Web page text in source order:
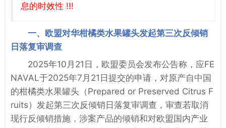
息的时效性 !!!
一、欧盟对华柑橘类水果罐头发起第三次反倾销
日落复审调查
2025年10月21日，欧盟委员会发布公告称，应FE
NAVAL于2025年7月21日提交的申请，对原产自中国
的柑橘类水果罐头（Prepared or Preserved Citrus F
ruits）发起第三次反倾销日落复审调查，审查若取消
现行反倾销措施，涉案产品的倾销和对欧盟国内产业